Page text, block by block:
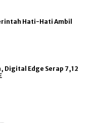
Hati-Hati Ambil
Digital Edge Serap 7,12